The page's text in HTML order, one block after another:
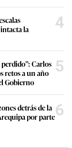
la
4
Carlos
retos a un año
Gobierno
5
detrás de la
por parte6